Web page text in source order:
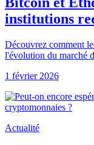
institutions
Découvrez comment
l'évolution du marché
1 février 2026
Actualité